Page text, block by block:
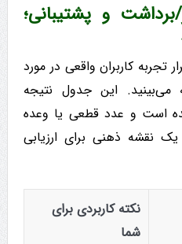
برداشت و پشتیبانی؛
تجربه کاربران واقعی در مورد
این جدول نتیجه
است و عدد قطعی یا وعده
نقشه ذهنی برای ارزیابی
نکته کاربردی برای
شما